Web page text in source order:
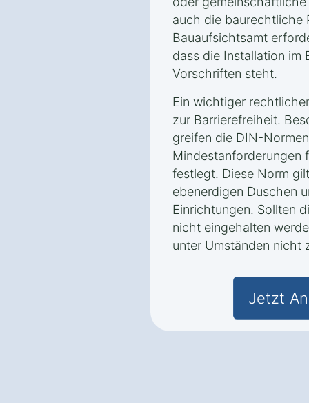
auch die baurechtliche
Bauaufsichtsamt
dass die Installation im
Vorschriften steht.
Ein wichtiger
zur Barrierefreiheit.
greifen die DIN-
Mindestanforderungen
festlegt. Diese Norm
ebenerdigen Duschen
Einrichtungen. Sollten
nicht eingehalten
unter Umständen nicht
Jetzt